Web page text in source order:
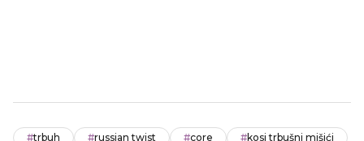
#trbuh #russian twist #core #kosi trbušni mišići